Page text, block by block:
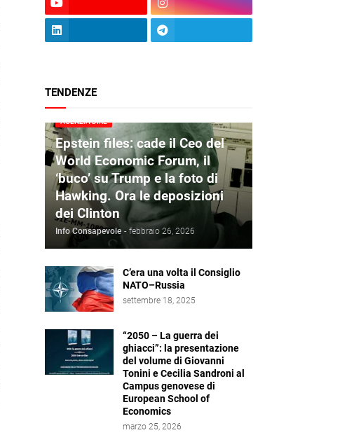
TENDENZE
AGENZIA DIRE
Epstein files: cade il Ceo del
World Economic Forum, il
‘buco’ su Trump e la foto di
Hawking. Ora le deposizioni
dei Clinton
Info Consapevole - febbraio 26, 2026
C’era una volta il Consiglio
NATO–Russia
settembre 18, 2025
“2050 – La guerra dei
ghiacci”: la presentazione
del volume di Giovanni
Tonini e Cecilia Sandroni al
Campus genovese di
European School of
Economics
marzo 25, 2026